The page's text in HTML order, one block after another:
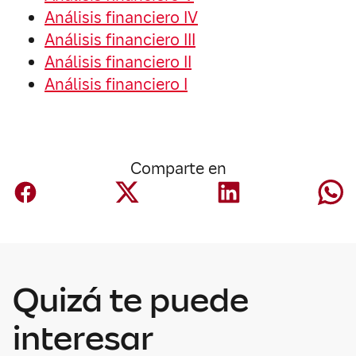
Análisis financiero IV
Análisis financiero III
Análisis financiero II
Análisis financiero I
Comparte en
Quizá te puede
interesar
Economía
Economía e